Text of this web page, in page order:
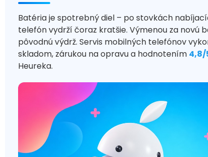
Batéria je spotrebný diel – po stovkách
telefón vydrží čoraz kratšie. Výmenou za novú
pôvodnú výdrž. Servis mobilných telefónov
skladom, zárukou na opravu a hodnotením 4,8/
Heureka.